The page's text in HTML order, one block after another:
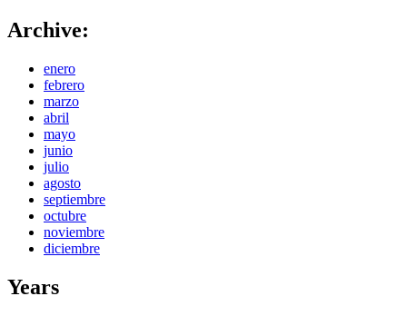
Archive:
enero
febrero
marzo
abril
mayo
junio
julio
agosto
septiembre
octubre
noviembre
diciembre
Years